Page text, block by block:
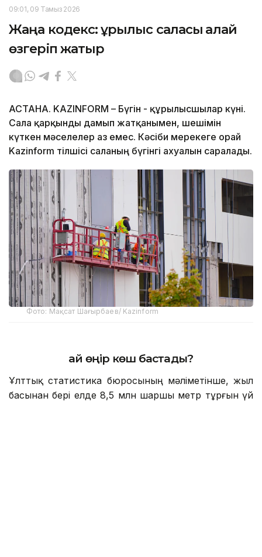
09:01, 09 Тамыз 2026
Жаңа кодекс: құрылыс саласы қалай
өзгеріп жатыр
АСТАНА. KAZINFORM – Бүгін - құрылысшылар күні.
Сала қарқынды дамып жатқанымен, шешімін
күткен мәселелер аз емес. Кәсіби мерекеге орай
Kazinform тілшісі саланың бүгінгі ахуалын саралады.
Фото: Мақсат Шағырбаев/ Kazinform
Қай өңір көш бастады?
Ұлттық статистика бюросының мәліметінше, жыл
басынан бері елде 8,5 млн шаршы метр тұрғын үй